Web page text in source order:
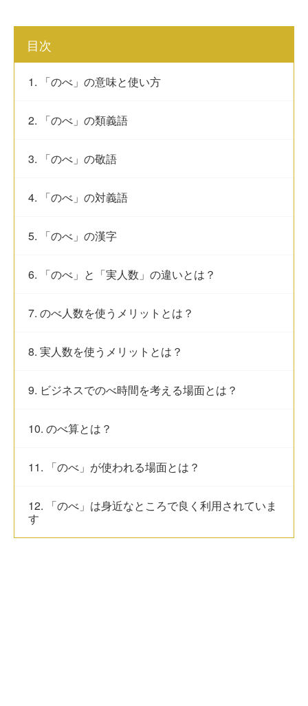
目次
1. 「のべ」の意味と使い方
2. 「のべ」の類義語
3. 「のべ」の敬語
4. 「のべ」の対義語
5. 「のべ」の漢字
6. 「のべ」と「実人数」の違いとは？
7. のべ人数を使うメリットとは？
8. 実人数を使うメリットとは？
9. ビジネスでのべ時間を考える場面とは？
10. のべ算とは？
11. 「のべ」が使われる場面とは？
12. 「のべ」は身近なところで良く利用されていま
す